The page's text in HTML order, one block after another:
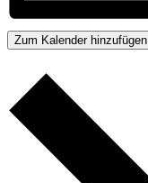
Zum Kalender hinzufügen